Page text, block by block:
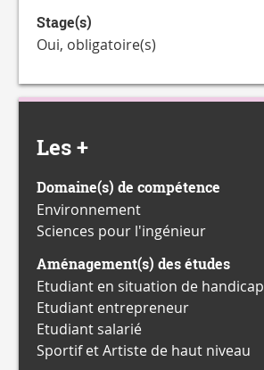
Stage(s)
Oui, obligatoire(s)
Les +
Domaine(s) de compétence
Environnement
Sciences pour l'ingénieur
Aménagement(s) des études
Etudiant en situation de handicap
Etudiant entrepreneur
Etudiant salarié
Sportif et Artiste de haut niveau